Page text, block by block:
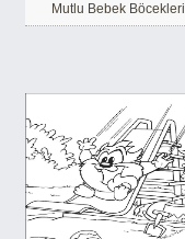
Mutlu Bebek Böcekleri